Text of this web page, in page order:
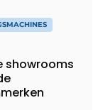
showrooms